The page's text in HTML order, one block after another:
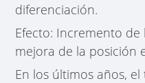
diferenciación.
Efecto: Incremento
mejora de la posición
En los últimos años,